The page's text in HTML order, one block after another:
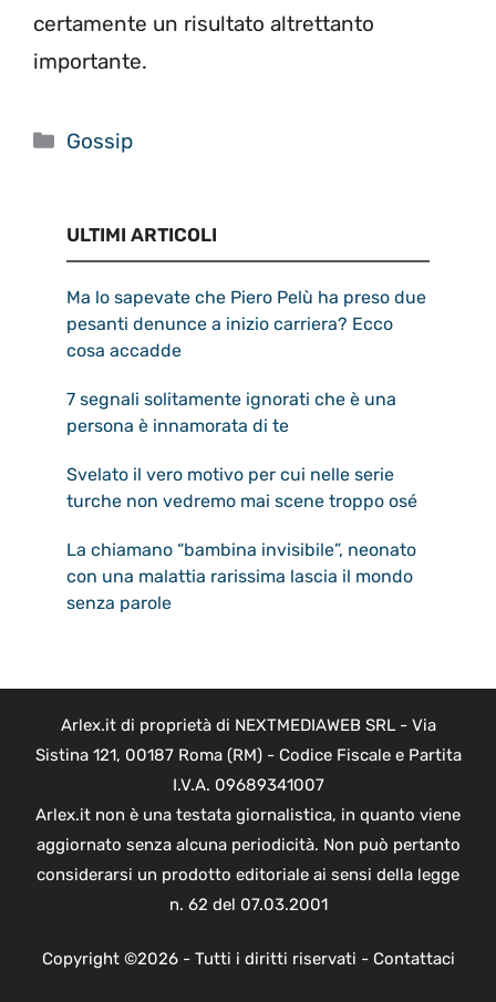
certamente un risultato altrettanto
importante.
Categorie
Gossip
ULTIMI ARTICOLI
Ma lo sapevate che Piero Pelù ha preso due
pesanti denunce a inizio carriera? Ecco
cosa accadde
7 segnali solitamente ignorati che è una
persona è innamorata di te
Svelato il vero motivo per cui nelle serie
turche non vedremo mai scene troppo osé
La chiamano “bambina invisibile”, neonato
con una malattia rarissima lascia il mondo
senza parole
Arlex.it di proprietà di NEXTMEDIAWEB SRL - Via
Sistina 121, 00187 Roma (RM) - Codice Fiscale e Partita
I.V.A. 09689341007
Arlex.it non è una testata giornalistica, in quanto viene
aggiornato senza alcuna periodicità. Non può pertanto
considerarsi un prodotto editoriale ai sensi della legge
n. 62 del 07.03.2001
Copyright ©2026 - Tutti i diritti riservati - Contattaci